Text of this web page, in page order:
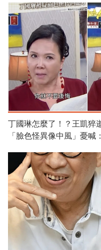
丁國琳怎麼了！？王凱
「臉色怪異像中風」憂喊